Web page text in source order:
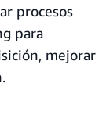
procesos
para
mejorar